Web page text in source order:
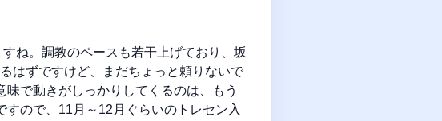
ね。調教のペースも若干上げており、坂
はずですけど、まだちょっと頼りないで
で動きがしっかりしてくるのは、もう
ので、11月～12月ぐらいのトレセン入